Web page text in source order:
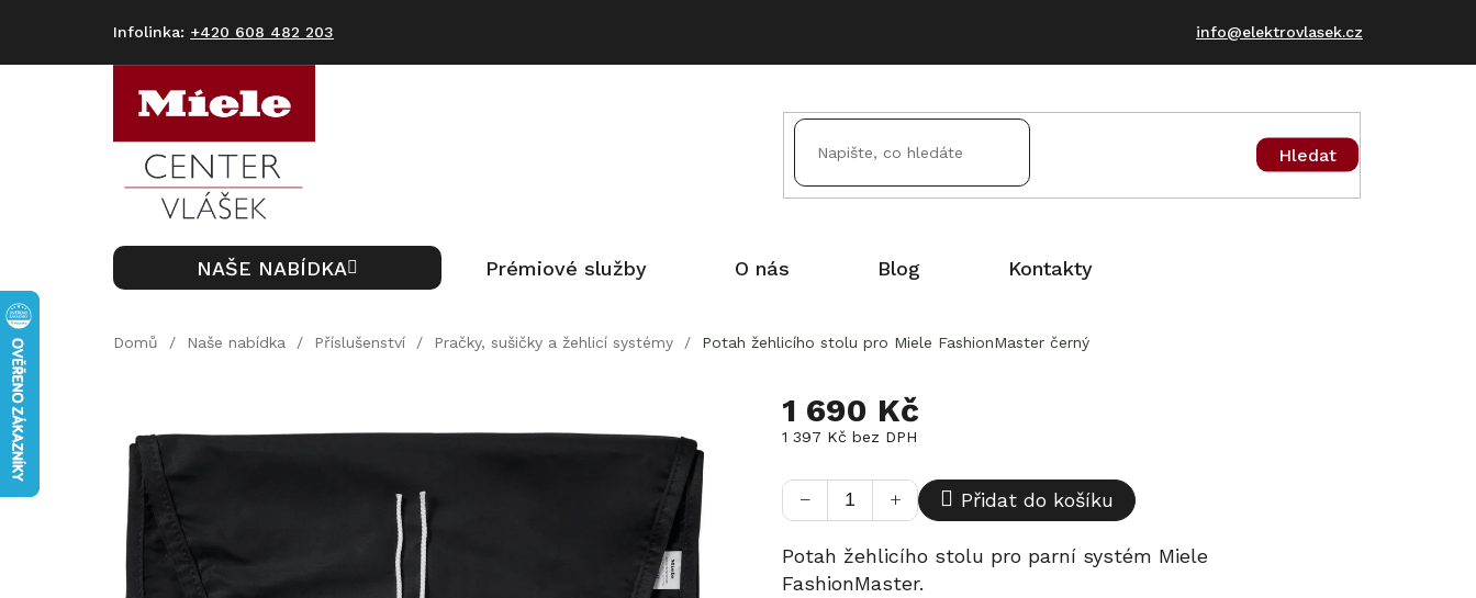
+420 608 482 203 info@elektrovlasek.cz
Hledat
NAŠE NABÍDKA Prémiové služby O nás Blog Kontakty
Domů / Naše nabídka / Příslušenství / Pračky, sušičky a žehlicí systémy / Potah žehlicího stolu pro Miele FashionMaster černý
1 690 Kč
1 397 Kč bez DPH
cena:
+
− Přidat do košíku
Potah žehlicího stolu pro parní systém Miele
FashionMaster.